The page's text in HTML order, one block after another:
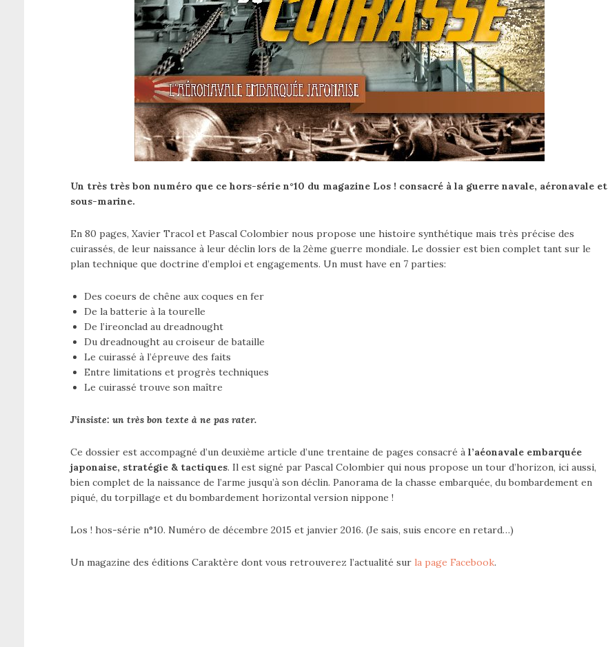
Un très très bon numéro que ce hors-série n°10 du magazine Los ! consacré à la guerre navale, aéronavale et
sous-marine.
En 80 pages, Xavier Tracol et Pascal Colombier nous propose une histoire synthétique mais très précise des
cuirassés, de leur naissance à leur déclin lors de la 2ème guerre mondiale. Le dossier est bien complet tant sur le
plan technique que doctrine d’emploi et engagements. Un must have en 7 parties:
Des coeurs de chêne aux coques en fer
De la batterie à la tourelle
De l’ireonclad au dreadnought
Du dreadnought au croiseur de bataille
Le cuirassé à l’épreuve des faits
Entre limitations et progrès techniques
Le cuirassé trouve son maître
J’insiste: un très bon texte à ne pas rater.
Ce dossier est accompagné d’un deuxième article d’une trentaine de pages consacré à l’aéonavale embarquée
japonaise, stratégie & tactiques. Il est signé par Pascal Colombier qui nous propose un tour d’horizon, ici aussi,
bien complet de la naissance de l’arme jusqu’à son déclin. Panorama de la chasse embarquée, du bombardement en
piqué, du torpillage et du bombardement horizontal version nippone !
Los ! hos-série n°10. Numéro de décembre 2015 et janvier 2016. (Je sais, suis encore en retard…)
Un magazine des éditions Caraktère dont vous retrouverez l’actualité sur la page Facebook.